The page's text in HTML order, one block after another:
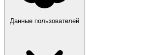
Данные пользователей